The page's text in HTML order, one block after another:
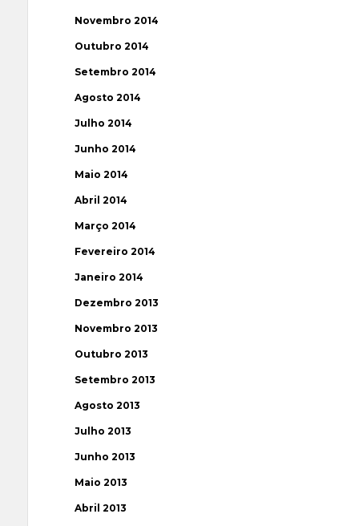
Novembro 2014
Outubro 2014
Setembro 2014
Agosto 2014
Julho 2014
Junho 2014
Maio 2014
Abril 2014
Março 2014
Fevereiro 2014
Janeiro 2014
Dezembro 2013
Novembro 2013
Outubro 2013
Setembro 2013
Agosto 2013
Julho 2013
Junho 2013
Maio 2013
Abril 2013